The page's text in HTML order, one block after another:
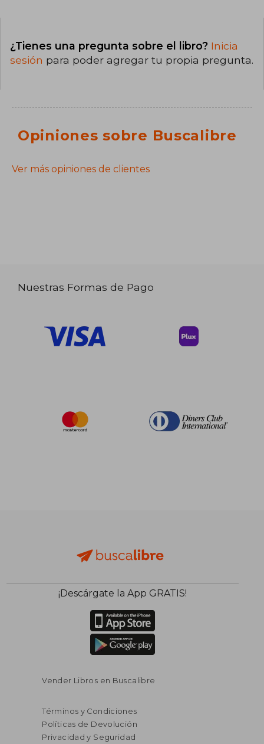
¿Tienes una pregunta sobre el libro? Inicia
sesión para poder agregar tu propia pregunta.
Opiniones sobre Buscalibre
Ver más opiniones de clientes
Nuestras Formas de Pago
¡Descárgate la App GRATIS!
Vender Libros en Buscalibre
Términos y Condiciones
Políticas de Devolución
Privacidad y Seguridad